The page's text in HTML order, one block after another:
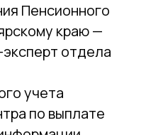
Пенсионного
краю —
отдела
учета
по выплате